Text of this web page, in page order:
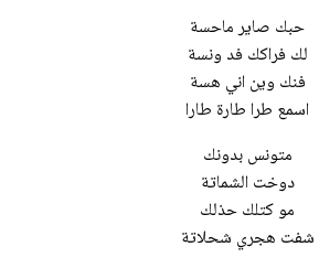
حبك صاير ماحسة
لك فراكك فد ونسة
فنك وين اني هسة
اسمع طرا طارة طارا
متونس بدونك
دوخت الشماتة
مو كتلك حذلك
شفت هجري شحلاتة